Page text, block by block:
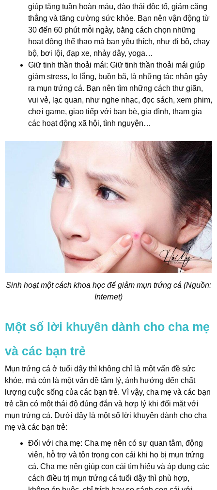
giúp tăng tuần hoàn máu, đào thải độc tố, giảm căng
thẳng và tăng cường sức khỏe. Bạn nên vận động từ
30 đến 60 phút mỗi ngày, bằng cách chọn những
hoạt động thể thao mà bạn yêu thích, như đi bộ, chạy
bộ, bơi lội, đạp xe, nhảy dây, yoga…
Giữ tinh thần thoải mái: Giữ tinh thần thoải mái giúp
giảm stress, lo lắng, buồn bã, là những tác nhân gây
ra mụn trứng cá. Bạn nên tìm những cách thư giãn,
vui vẻ, lạc quan, như nghe nhạc, đọc sách, xem phim,
chơi game, giao tiếp với bạn bè, gia đình, tham gia
các hoạt động xã hội, tình nguyện…
Sinh hoạt một cách khoa học để giảm mụn trứng cá (Nguồn:
Internet)
Một số lời khuyên dành cho cha mẹ
và các bạn trẻ
Mụn trứng cá ở tuổi dậy thì không chỉ là một vấn đề sức
khỏe, mà còn là một vấn đề tâm lý, ảnh hưởng đến chất
lượng cuộc sống của các bạn trẻ. Vì vậy, cha mẹ và các bạn
trẻ cần có một thái độ đúng đắn và hợp lý khi đối mặt với
mụn trứng cá. Dưới đây là một số lời khuyên dành cho cha
mẹ và các bạn trẻ:
Đối với cha mẹ: Cha mẹ nên có sự quan tâm, động
viên, hỗ trợ và tôn trọng con cái khi họ bị mụn trứng
cá. Cha mẹ nên giúp con cái tìm hiểu và áp dụng các
cách điều trị mụn trứng cá tuổi dậy thì phù hợp,